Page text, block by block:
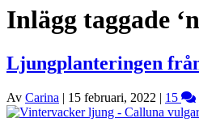
Inlägg taggade
Ljungplanteringen
Av Carina | 15 februari, 2022 | 15